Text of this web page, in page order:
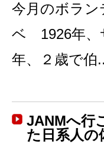
今月のボラ
ベ 1926年、
年、２歳で伯
JANMへ行
た日系人の